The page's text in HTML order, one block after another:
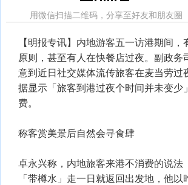
用微信扫描二维码，分享至好友和朋友圈
【明报专讯】内地游客五一访港期间
原则，甚至有人在快餐店过夜。副政
意到近日社交媒体流传旅客在麦当劳
据显示「旅客到港过夜个时间并未变
费。
称客赏美景后自然会寻食肆
卓永兴称，内地旅客来港不消费的说
「带樽水」走一日就返回出发地，他